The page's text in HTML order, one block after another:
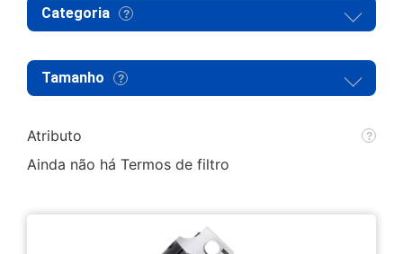
Categoria
Tamanho
Atributo
Ainda não há Termos de filtro